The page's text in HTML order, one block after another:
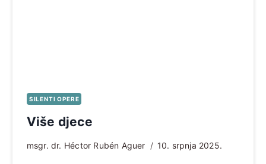
SILENTI OPERE
Više djece
msgr. dr. Héctor Rubén Aguer 10. srpnja 2025.